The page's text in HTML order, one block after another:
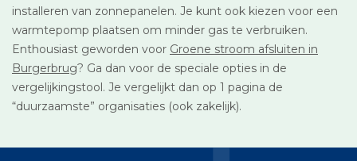
installeren van zonnepanelen. Je kunt ook kiezen voor een
warmtepomp plaatsen om minder gas te verbruiken.
Enthousiast geworden voor Groene stroom afsluiten in
Burgerbrug? Ga dan voor de speciale opties in de
vergelijkingstool. Je vergelijkt dan op 1 pagina de
“duurzaamste” organisaties (ook zakelijk).